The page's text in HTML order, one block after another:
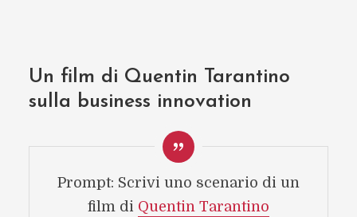
Un film di Quentin Tarantino
sulla business innovation
Prompt: Scrivi uno scenario di un
film di Quentin Tarantino